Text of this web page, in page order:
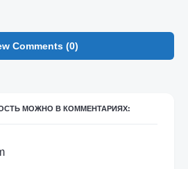
Comments (0)
МОЖНО В КОММЕНТАРИЯХ: